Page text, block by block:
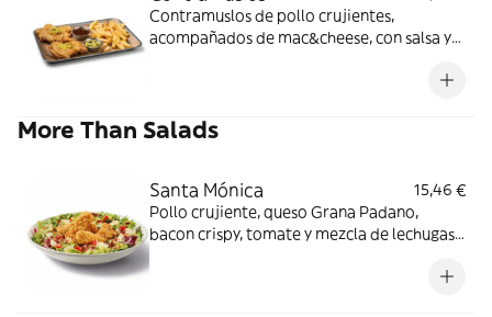
Contramuslos de pollo crujientes,
acompañados de mac&cheese, con salsa y
More Than Salads
Santa Mónica
15,46 €
Pollo crujiente, queso Grana Padano,
bacon crispy, tomate y mezcla de lechugas